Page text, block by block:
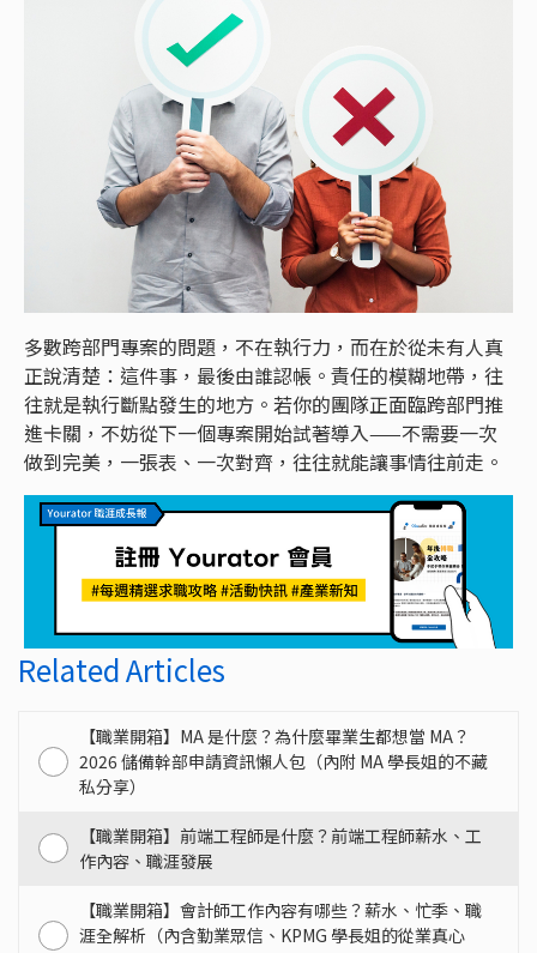
多數跨部門專案的問題，不在執行力，而在於從未有人真
正說清楚：這件事，最後由誰認帳。責任的模糊地帶，往
往就是執行斷點發生的地方。若你的團隊正面臨跨部門推
進卡關，不妨從下一個專案開始試著導入——不需要一次
做到完美，一張表、一次對齊，往往就能讓事情往前走。
Related Articles
【職業開箱】MA 是什麼？為什麼畢業生都想當 MA？
2026 儲備幹部申請資訊懶人包（內附 MA 學長姐的不藏
私分享）
【職業開箱】前端工程師是什麼？前端工程師薪水、工
作內容、職涯發展
【職業開箱】會計師工作內容有哪些？薪水、忙季、職
涯全解析（內含勤業眾信、KPMG 學長姐的從業真心